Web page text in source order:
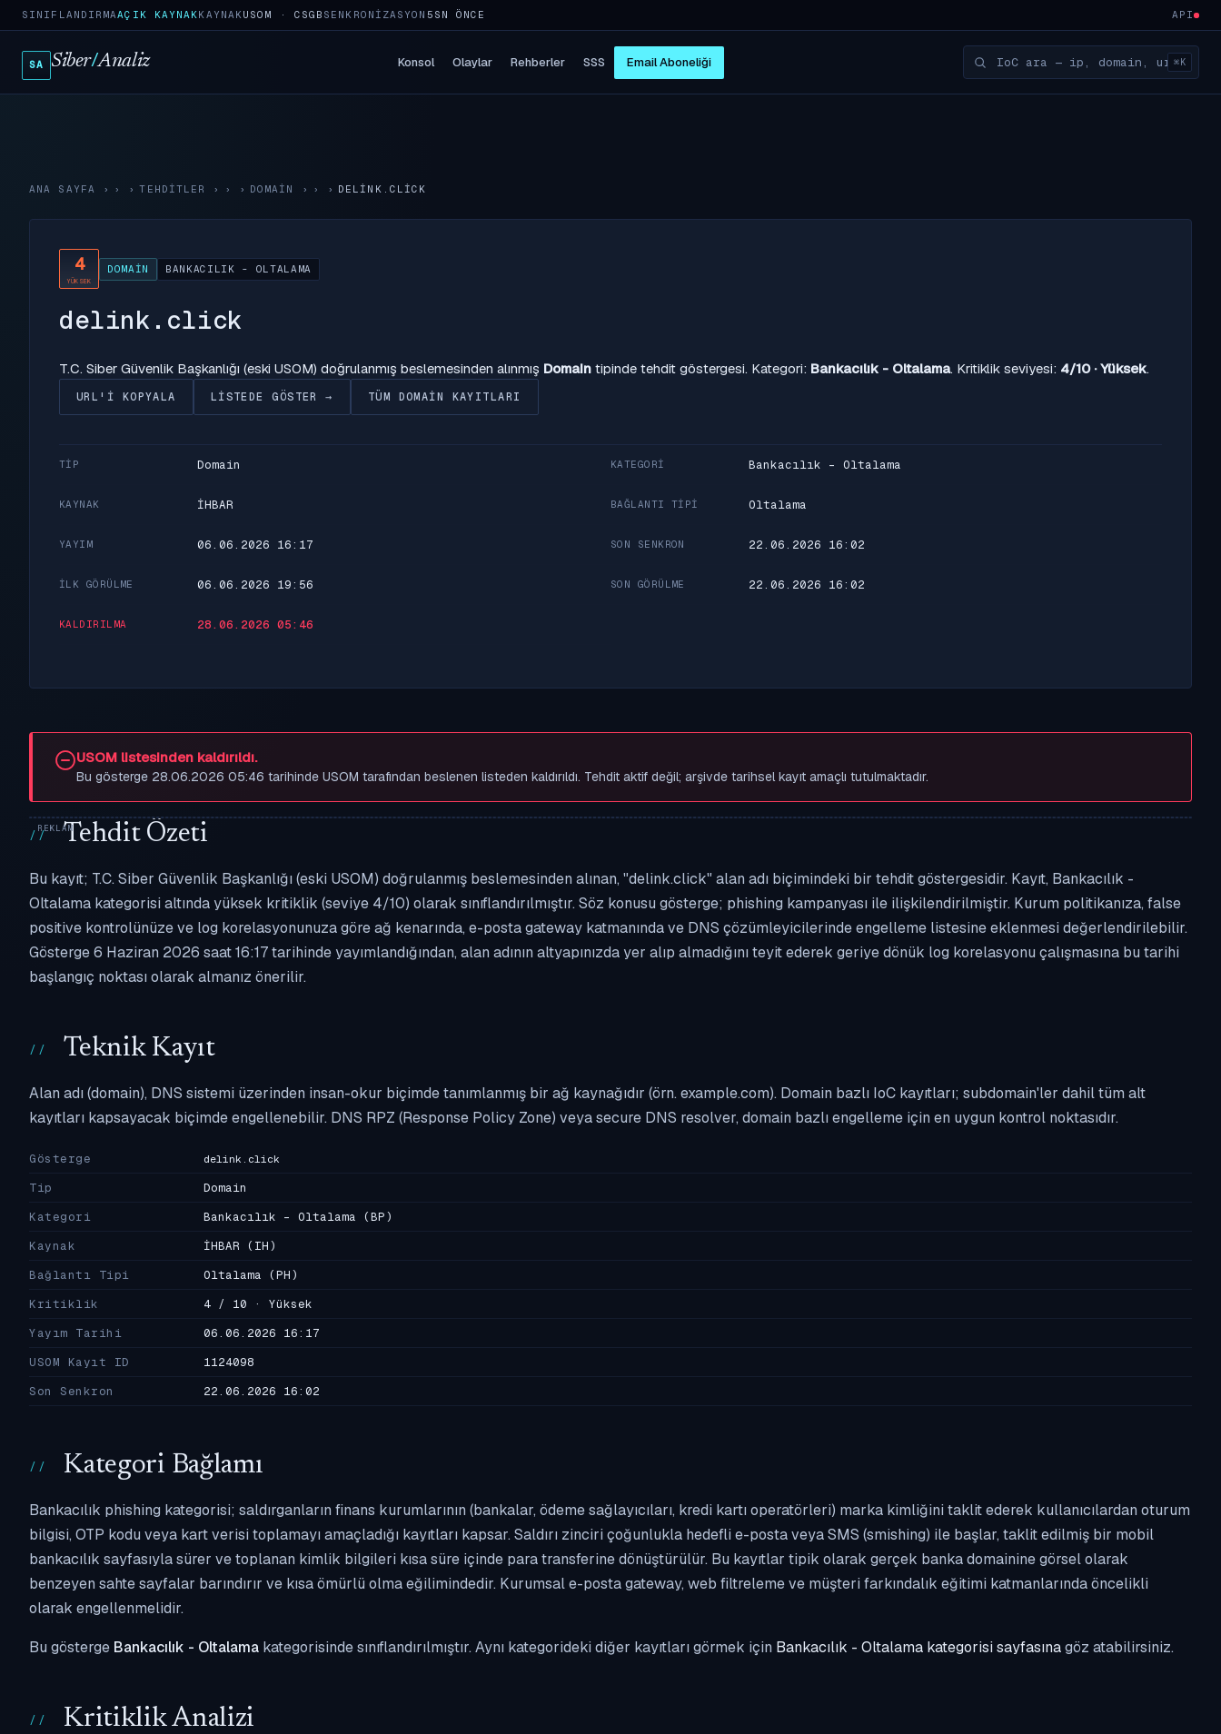
SINIFLANDIRMAAÇIK KAYNAKKAYNAKUSOM · CSGB SENKRONIZASYON 5SN ÖNCE API
SA Siber/Analiz Konsol Olaylar Rehberler SSS Email Aboneliği ⌘K
ANA SAYFA › TEHDITLER › DOMAIN › DELINK.CLICK
4
YÜKSEK
DOMAIN BANKACILIK - OLTALAMA
delink.click
T.C. Siber Güvenlik Başkanlığı (eski USOM) doğrulanmış beslemesinden alınmış Domain tipinde tehdit göstergesi. Kategori: Bankacılık - Oltalama. Kritiklik seviyesi: 4/10 · Yüksek.
URL'I KOPYALA LISTEDE GÖSTER → TÜM DOMAIN KAYITLARI
TIP Domain KATEGORI Bankacılık - Oltalama
KAYNAK İHBAR BAĞLANTI TIPI Oltalama
YAYIM 06.06.2026 16:17 SON SENKRON 22.06.2026 16:02
İLK GÖRÜLME 06.06.2026 19:56 SON GÖRÜLME 22.06.2026 16:02
KALDIRILMA 28.06.2026 05:46
USOM listesinden kaldırıldı.
Bu gösterge 28.06.2026 05:46 tarihinde USOM tarafından beslenen listeden kaldırıldı. Tehdit aktif değil; arşivde tarihsel kayıt amaçlı tutulmaktadır.
Tehdit Özeti
Bu kayıt; T.C. Siber Güvenlik Başkanlığı (eski USOM) doğrulanmış beslemesinden alınan, "delink.click" alan adı biçimindeki bir tehdit göstergesidir. Kayıt, Bankacılık -
Oltalama kategorisi altında yüksek kritiklik (seviye 4/10) olarak sınıflandırılmıştır. Söz konusu gösterge; phishing kampanyası ile ilişkilendirilmiştir. Kurum politikanıza, false
positive kontrolünüze ve log korelasyonunuza göre ağ kenarında, e-posta gateway katmanında ve DNS çözümleyicilerinde engelleme listesine eklenmesi değerlendirilebilir.
Gösterge 6 Haziran 2026 saat 16:17 tarihinde yayımlandığından, alan adının altyapınızda yer alıp almadığını teyit ederek geriye dönük log korelasyonu çalışmasına bu tarihi
başlangıç noktası olarak almanız önerilir.
Teknik Kayıt
Alan adı (domain), DNS sistemi üzerinden insan-okur biçimde tanımlanmış bir ağ kaynağıdır (örn. example.com). Domain bazlı IoC kayıtları; subdomain'ler dahil tüm alt
kayıtları kapsayacak biçimde engellenebilir. DNS RPZ (Response Policy Zone) veya secure DNS resolver, domain bazlı engelleme için en uygun kontrol noktasıdır.
Gösterge delink.click
Tip
Domain
Kategori
Bankacılık - Oltalama (BP)
Kaynak
İHBAR (IH)
Bağlantı Tipi
Oltalama (PH)
Kritiklik
4 / 10 · Yüksek
Yayım Tarihi
06.06.2026 16:17
USOM Kayıt ID
1124098
Son Senkron
22.06.2026 16:02
Kategori Bağlamı
Bankacılık phishing kategorisi; saldırganların finans kurumlarının (bankalar, ödeme sağlayıcıları, kredi kartı operatörleri) marka kimliğini taklit ederek kullanıcılardan oturum
bilgisi, OTP kodu veya kart verisi toplamayı amaçladığı kayıtları kapsar. Saldırı zinciri çoğunlukla hedefli e-posta veya SMS (smishing) ile başlar, taklit edilmiş bir mobil
bankacılık sayfasıyla sürer ve toplanan kimlik bilgileri kısa süre içinde para transferine dönüştürülür. Bu kayıtlar tipik olarak gerçek banka domainine görsel olarak
benzeyen sahte sayfalar barındırır ve kısa ömürlü olma eğilimindedir. Kurumsal e-posta gateway, web filtreleme ve müşteri farkındalık eğitimi katmanlarında öncelikli
olarak engellenmelidir.
Bu gösterge Bankacılık - Oltalama kategorisinde sınıflandırılmıştır. Aynı kategorideki diğer kayıtları görmek için Bankacılık - Oltalama kategorisi sayfasınagöz atabilirsiniz.
Kritiklik Analizi